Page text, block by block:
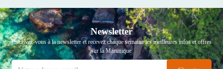
Newsletter
Inscrivez-vous à la newsletter et recevez chaque semaine les meilleures infos et offres
sur la Martinique